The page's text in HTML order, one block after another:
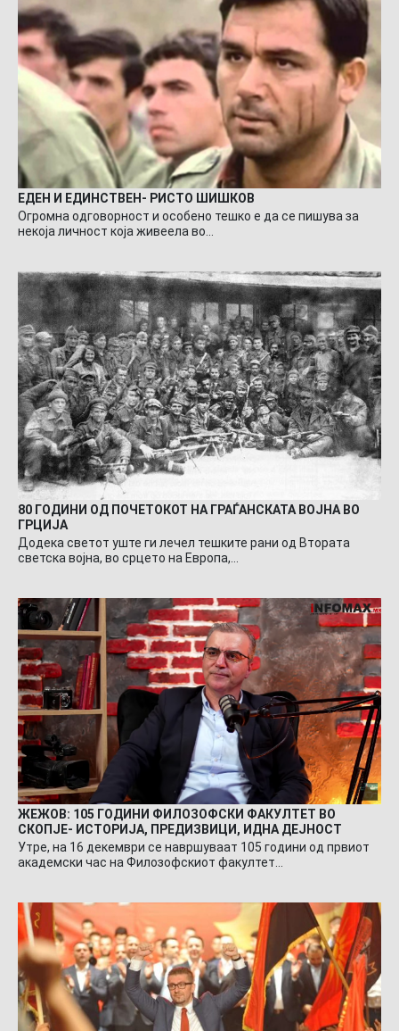
ЕДЕН И ЕДИНСТВЕН- РИСТО ШИШКОВ
Огромна одговорност и особено тешко е да се пишува за
некоја личност која живеела во…
80 ГОДИНИ ОД ПОЧЕТОКОТ НА ГРАЃАНСКАТА ВОЈНА ВО
ГРЦИЈА
Додека светот уште ги лечел тешките рани од Втората
светска војна, во срцето на Европа,…
ЖЕЖОВ: 105 ГОДИНИ ФИЛОЗОФСКИ ФАКУЛТЕТ ВО
СКОПЈЕ- ИСТОРИЈА, ПРЕДИЗВИЦИ, ИДНА ДЕЈНОСТ
Утре, на 16 декември се навршуваат 105 години од првиот
академски час на Филозофскиот факултет…